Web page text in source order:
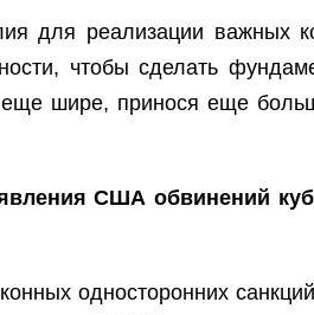
для реализации важных
чтобы сделать
шире, принося еще
США обвинений
односторонних